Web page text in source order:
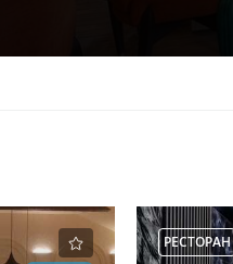
РЕСТОРАН